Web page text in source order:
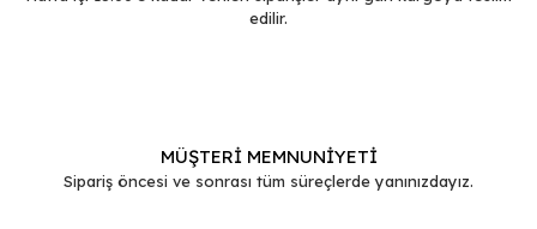
edilir.
MÜŞTERİ MEMNUNİYETİ
Sipariş öncesi ve sonrası tüm süreçlerde yanınızdayız.